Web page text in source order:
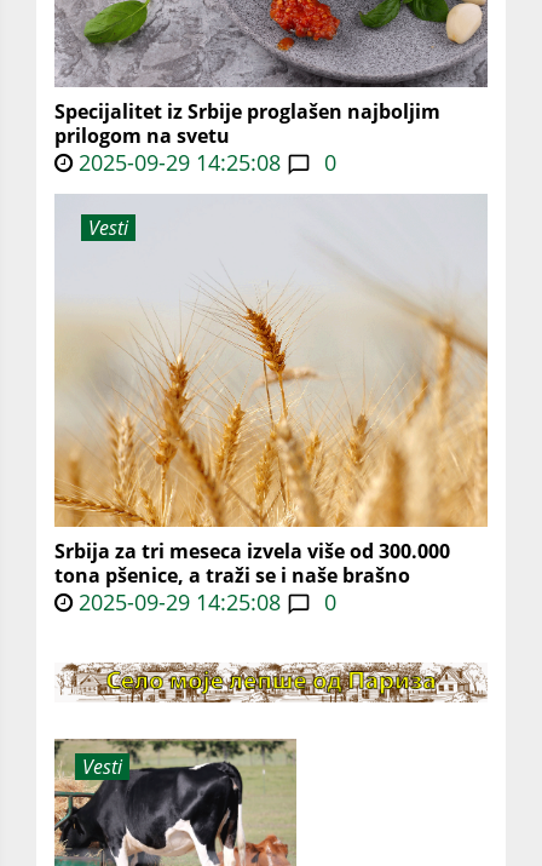
Specijalitet iz Srbije proglašen najboljim
prilogom na svetu
2025-09-29 14:25:08 0
Vesti
Srbija za tri meseca izvela više od 300.000
tona pšenice, a traži se i naše brašno
2025-09-29 14:25:08 0
Vesti